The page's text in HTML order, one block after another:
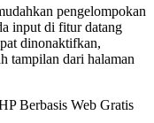
pengelompokan
input di fitur datang
dinonaktifkan,
tampilan dari halaman